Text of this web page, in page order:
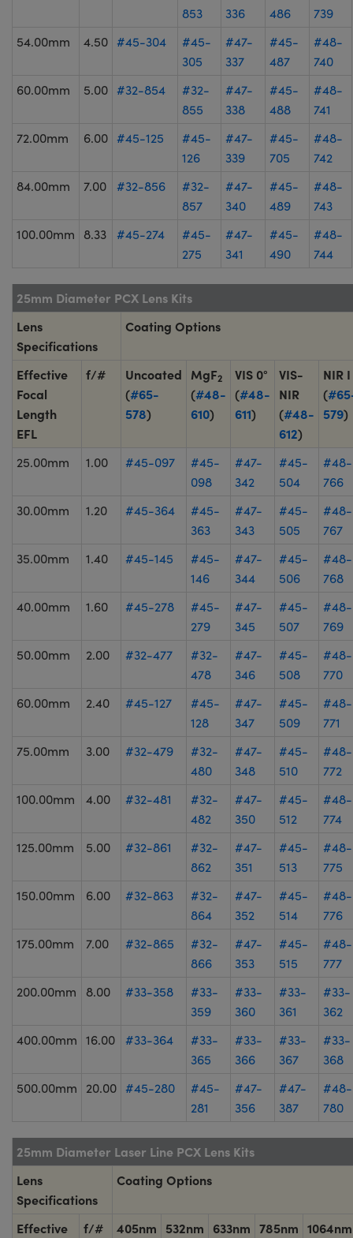
853
336
486
739
54.00mm
4.50 #45-304
#45-
305
#47-
337
#45-
487
#48-
740
60.00mm
5.00 #32-854
#32-
855
#47-
338
#45-
488
#48-
741
72.00mm
6.00 #45-125
#45-
126
#47-
339
#45-
705
#48-
742
84.00mm
7.00 #32-856
#32-
857
#47-
340
#45-
489
#48-
743
100.00mm
8.33 #45-274
#45-
275
#47-
341
#45-
490
#48-
744
25mm Diameter PCX Lens Kits
Lens
Specifications
Coating Options
Effective
Focal
Length
EFL
f/#
Uncoated
(#65-
578)
MgF2
(#48-
610)
VIS 0°
(#48-
611)
VIS-
NIR
(#48-
612)
NIR I
(
579)
25.00mm 1.00 #45-097
#45-
098
#47-
342
#45-
504
#48-
766
30.00mm
1.20 #45-364
#45-
363
#47-
343
#45-
505
#48-
767
35.00mm
1.40 #45-145
#45-
146
#47-
344
#45-
506
#48-
768
40.00mm
1.60 #45-278
#45-
279
#47-
345
#45-
507
#48-
769
50.00mm
2.00 #32-477
#32-
478
#47-
346
#45-
508
#48-
770
60.00mm
2.40 #45-127
#45-
128
#47-
347
#45-
509
#48-
771
75.00mm
3.00 #32-479
#32-
480
#47-
348
#45-
510
#48-
772
100.00mm
4.00 #32-481
#32-
482
#47-
350
#45-
512
#48-
774
125.00mm
5.00 #32-861
#32-
862
#47-
351
#45-
513
#48-
775
150.00mm
6.00 #32-863
#32-
864
#47-
352
#45-
514
#48-
776
175.00mm
7.00 #32-865
#32-
866
#47-
353
#45-
515
#48-
777
200.00mm
8.00 #33-358
#33-
359
#33-
360
#33-
361
#33-
362
400.00mm 16.00 #33-364
#33-
365
#33-
366
#33-
367
#33-
368
500.00mm
20.00 #45-280
#45-
281
#47-
356
#47-
387
#48-
780
25mm Diameter Laser Line PCX Lens Kits
Lens
Specifications
Coating Options
Effective
f/#
405nm 532nm 633nm 785nm 1064nm